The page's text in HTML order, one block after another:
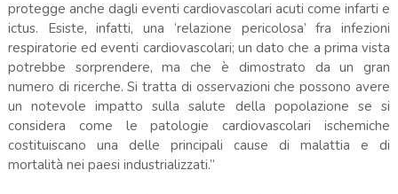
protegge anche dagli eventi cardiovascolari acuti come infarti e
ictus. Esiste, infatti, una ‘relazione pericolosa’ fra infezioni
respiratorie ed eventi cardiovascolari; un dato che a prima vista
potrebbe sorprendere, ma che è dimostrato da un gran
numero di ricerche. Si tratta di osservazioni che possono avere
un notevole impatto sulla salute della popolazione se si
considera come le patologie cardiovascolari ischemiche
costituiscano una delle principali cause di malattia e di
mortalità nei paesi industrializzati.”